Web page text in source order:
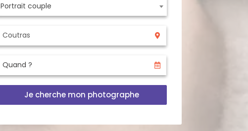
Portrait couple
Je cherche mon photographe